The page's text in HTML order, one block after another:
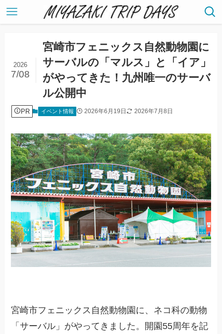
宮崎市フェニックス自然動物園に
サーバルの「マルス」と「イア」
がやってきた！九州唯一のサーバ
ル公開中
2026
7/08
PR イベント情報 2026年6月19日 2026年7月8日
宮崎市フェニックス自然動物園に、ネコ科の動物
「サーバル」がやってきました。開園55周年を記